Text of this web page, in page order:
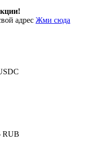
адрес Жми сюда
RUB